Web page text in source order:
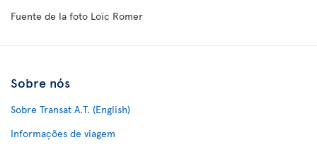
Fuente de la foto Loïc Romer
Sobre nós
Sobre Transat A.T. (English)
Informações de viagem